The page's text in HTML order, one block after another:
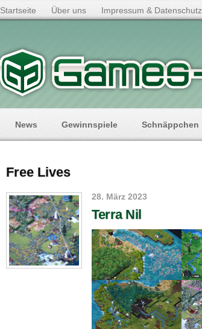
Startseite Über uns Impressum & Datenschutz
News Gewinnspiele Schnäppchen
Free Lives
28. März 2023
Terra Nil